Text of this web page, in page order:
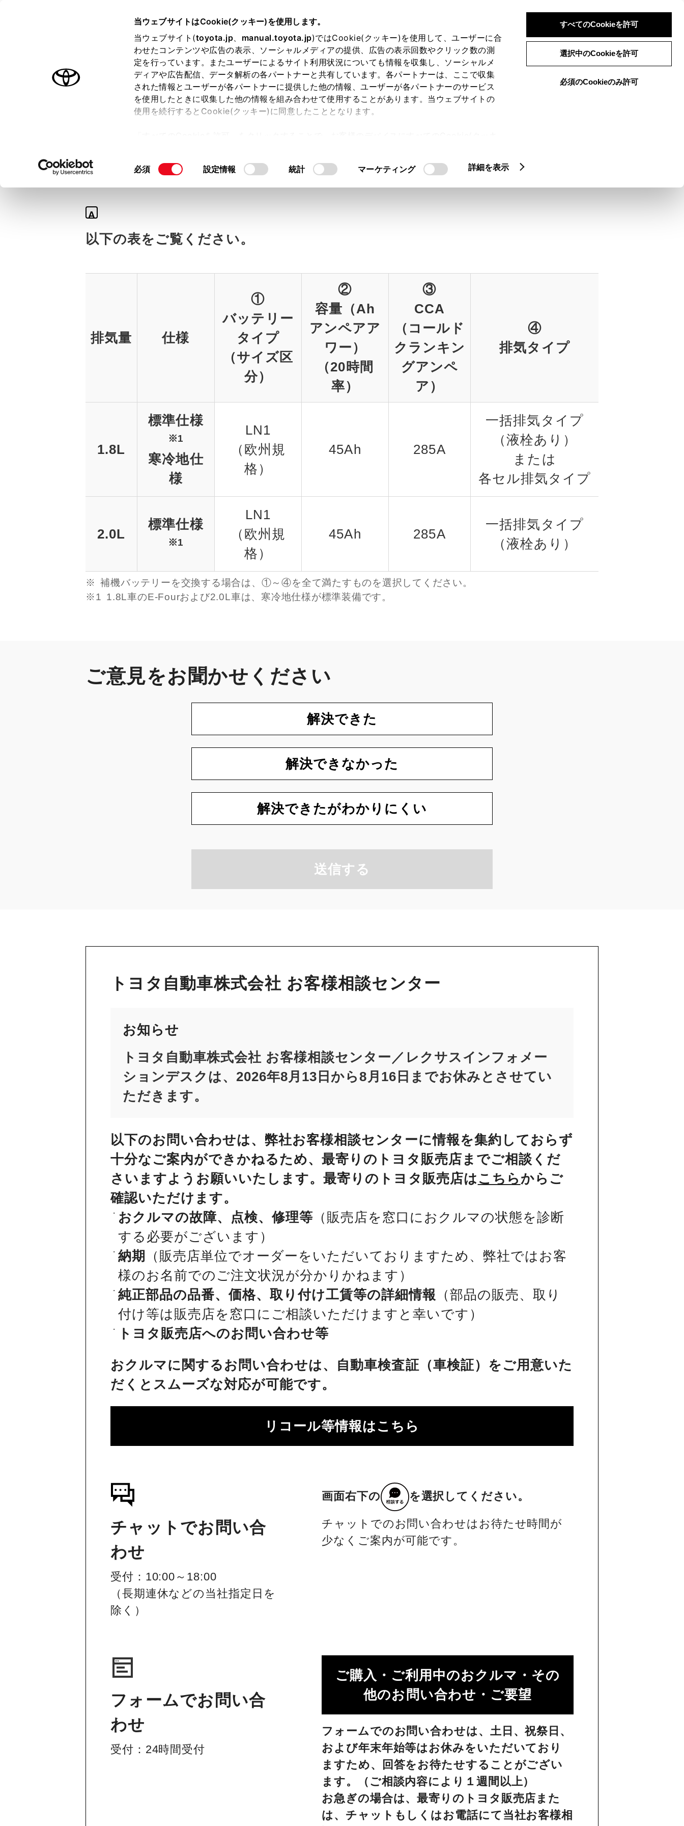
当ウェブサイトはCookie(クッキー)を使用します。
当ウェブサイト(toyota.jp、 manual.toyota.jp)ではCookie(クッキー)を使用して、ユーザーに合
わせたコンテンツや広告の表示、ソーシャルメディアの提供、広告の表示回数やクリック数の測
定を行っています。またユーザーによるサイト利用状況についても情報を収集し、ソーシャルメ
ディアや広告配信、データ解析の各パートナーと共有しています。各パートナーは、ここで収集
された情報とユーザーが各パートナーに提供した他の情報、ユーザーが各パートナーのサービス
を使用したときに収集した他の情報を組み合わせて使用することがあります。当ウェブサイトの
使用を続行するとCookie(クッキー)に同意したこととなります。
て」をご覧ください。
同
必須 設定情報 統計 マーケティング 詳細を表示
すべてのCookieを許可
選択中のCookieを許可
必須のCookieのみ許可
ログイン 検索 メニュー
オーナーサポート トピックス
型式を教えて。
A
以下の表をご覧ください。
排気量 仕様
①
バッテリー
タイプ
（サイズ区
分）
②
容量（Ah
アンペアア
ワー）
（20時間
率）
③
CCA
（コールド
クランキン
グアンペ
ア）
④
排気タイプ
1.8L
標準仕様
※1
寒冷地仕
様
LN1
（欧州規
格）
45Ah 285A
一括排気タイプ
（液栓あり）
または
各セル排気タイプ
2.0L
標準仕様
※1
LN1
（欧州規
格）
45Ah 285A
一括排気タイプ
（液栓あり）
補機バッテリーを交換する場合は、①～④を全て満たすものを選択してください。
※1 1.8L車のE-Fourおよび2.0L車は、寒冷地仕様が標準装備です。
ご意見をお聞かせください
解決できた
解決できなかった
解決できたがわかりにくい
送信する
トヨタ自動車株式会社 お客様相談センター
お知らせ
トヨタ自動車株式会社 お客様相談センター／レクサスインフォメー
ションデスクは、2026年8月13日から8月16日までお休みとさせてい
ただきます。
以下のお問い合わせは、弊社お客様相談センターに情報を集約しておらず
十分なご案内ができかねるため、最寄りのトヨタ販売店までご相談くだ
さいますようお願いいたします。最寄りのトヨタ販売店は こちら からご
確認いただけます。
おクルマの故障、点検、修理等 （販売店を窓口におクルマの状態を診断
する必要がございます）
納期
（販売店単位でオーダーをいただいておりますため、弊社ではお客
様のお名前でのご注文状況が分かりかねます）
純正部品の品番、価格、取り付け工賃等の詳細情報
（部品の販売、取り
付け等は販売店を窓口にご相談いただけますと幸いです）
トヨタ販売店へのお問い合わせ等
おクルマに関するお問い合わせは、自動車検査証（車検証）をご用意いた
だくとスムーズな対応が可能です。
リコール等情報はこちら
チャットでお問い合
わせ
受付：10:00～18:00
（長期連休などの当社指定日を
除く）
画面右下の を選択してください。
チャットでのお問い合わせはお待たせ時間が
少なくご案内が可能です。
フォームでお問い合
わせ
受付：24時間受付
ご購入・ご利用中のおクルマ・その
他のお問い合わせ・ご要望​
フォームでのお問い合わせは、土日、祝祭日、
および年末年始等はお休みをいただいており
ますため、回答をお待たせすることがござい
ます。（ご相談内容により１週間以上）
お急ぎの場合は、最寄りのトヨタ販売店また
は、チャットもしくはお電話にて当社お客様相